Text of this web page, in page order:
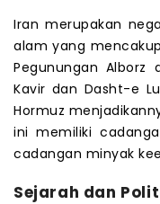
Iran merupakan
alam yang
Pegunungan Alborz
Kavir dan Dasht-e
Hormuz
ini memiliki
cadangan minyak
Sejarah dan